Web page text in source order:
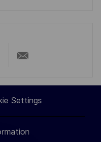
via
email
Settings